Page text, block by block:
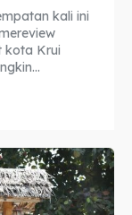
kali ini
kota Krui